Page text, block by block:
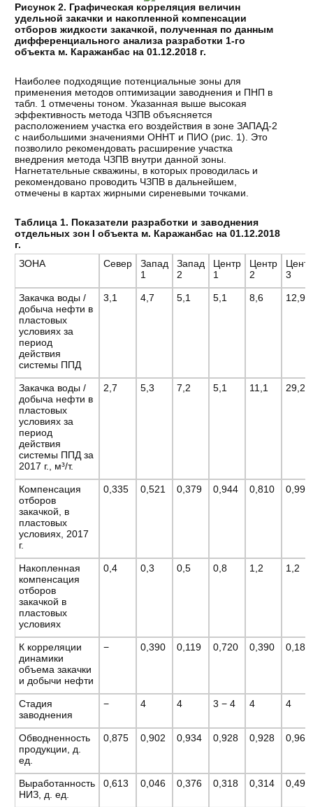
Рисунок 2. Графическая корреляция величин
удельной закачки и накопленной компенсации
отборов жидкости закачкой, полученная по данным
дифференциального анализа разработки 1-го
объекта м. Каражанбас на 01.12.2018 г.
Наиболее подходящие потенциальные зоны для
применения методов оптимизации заводнения и ПНП в
табл. 1 отмечены тоном. Указанная выше высокая
эффективность метода ЧЗПВ объясняется
расположением участка его воздействия в зоне ЗАПАД-2
с наибольшими значениями ОННТ и ПИО (рис. 1). Это
позволило рекомендовать расширение участка
внедрения метода ЧЗПВ внутри данной зоны.
Нагнетательные скважины, в которых проводилась и
рекомендовано проводить ЧЗПВ в дальнейшем,
отмечены в картах жирными сиреневыми точками.
Таблица 1. Показатели разработки и заводнения
отдельных зон I объекта м. Каражанбас на 01.12.2018
г.
ЗОНА
Север
Запад
1
Запад
2
Центр
1
Центр
2
3
Закачка воды /
добыча нефти в
пластовых
условиях за
период
действия
системы ППД
3,1 4,7 5,1 5,1 8,6 12,9
Закачка воды /
добыча нефти в
пластовых
условиях за
период
действия
системы ППД за
2017 г., м³/т.
2,7 5,3 7,2 5,1 11,1 29,2
Компенсация
отборов
закачкой, в
пластовых
условиях, 2017
г.
0,335 0,521 0,379 0,944 0,810 0,995
Накопленная
компенсация
отборов
закачкой в
пластовых
условиях
0,4 0,3 0,5 0,8 1,2 1,2
К корреляции
динамики
объема закачки
и добычи нефти
− 0,390 0,119 0,720 0,390 0,183
Стадия
заводнения
− 4 4 3 − 4 4 4
Обводненность
продукции, д.
ед.
0,875 0,902 0,934 0,928 0,928 0,966
Выработанность
НИЗ, д. ед.
0,613 0,046 0,376 0,318 0,314 0,495